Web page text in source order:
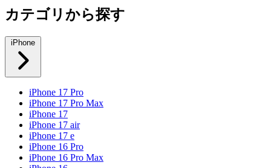
カテゴリから探す
iPhone
iPhone 17 Pro
iPhone 17 Pro Max
iPhone 17
iPhone 17 air
iPhone 17 e
iPhone 16 Pro
iPhone 16 Pro Max